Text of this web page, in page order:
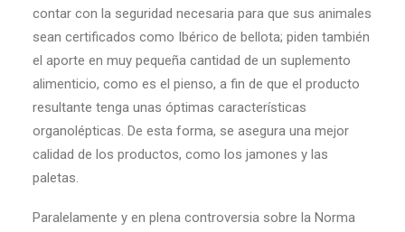
contar con la seguridad necesaria para que sus animales
sean certificados como Ibérico de bellota; piden también
el aporte en muy pequeña cantidad de un suplemento
alimenticio, como es el pienso, a fin de que el producto
resultante tenga unas óptimas características
organolépticas. De esta forma, se asegura una mejor
calidad de los productos, como los jamones y las
paletas.
Paralelamente y en plena controversia sobre la Norma